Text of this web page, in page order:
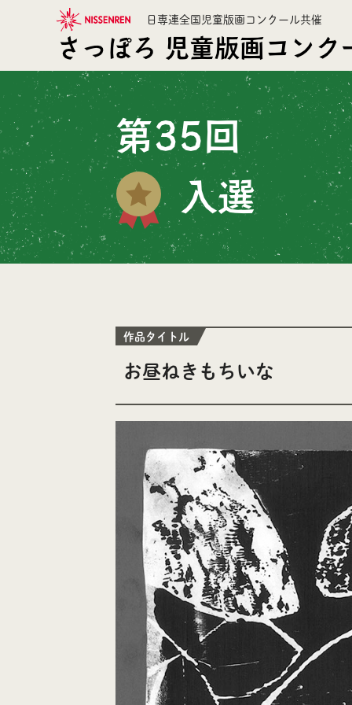
日専連全国児童版画コンクール共催
さっぽろ 児童版画コンク
第35回
入選
作品タイトル
お昼ねきもちいな